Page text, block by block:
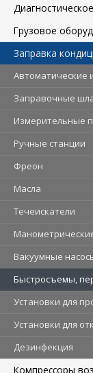
Грузовое
Заправка
Автоматические
Заправочные
Измерительные
Ручные станции
Фреон
Масла
Течеискатели
Вакуумные
Быстросъемы,
Установки для
Установки для
Дезинфекция
Компрессоры